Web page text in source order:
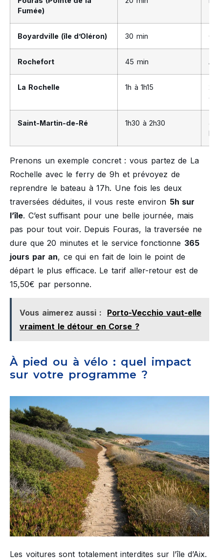
Fumée)
Boyardville (île d’Oléron) 30 min
Rochefort 45 min
La Rochelle 1h à 1h15
Saint-Martin-de-Ré 1h30 à 2h30
l’île
Prenons un exemple concret : vous partez de La
Rochelle avec le ferry de 9h et prévoyez de
reprendre le bateau à 17h. Une fois les deux
traversées déduites, il vous reste environ 5h sur
l’île. C’est suffisant pour une belle journée, mais
pas pour tout voir. Depuis Fouras, la traversée ne
dure que 20 minutes et le service fonctionne 365
jours par an, ce qui en fait de loin le point de
départ le plus efficace. Le tarif aller-retour est de
15,50€ par personne.
Vous aimerez aussi :
Porto-Vecchio vaut-elle
vraiment le détour en Corse ?
À pied ou à vélo : quel impact
sur votre programme ?
Les voitures sont totalement interdites sur l’île d’Aix.